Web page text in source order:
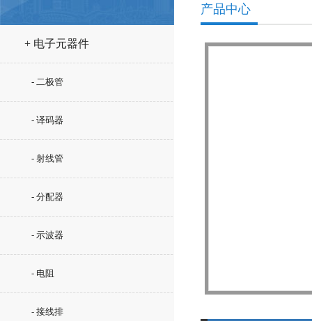
+ 电子元器件
- 二极管
- 译码器
- 射线管
- 分配器
- 示波器
- 电阻
- 接线排
产品中心